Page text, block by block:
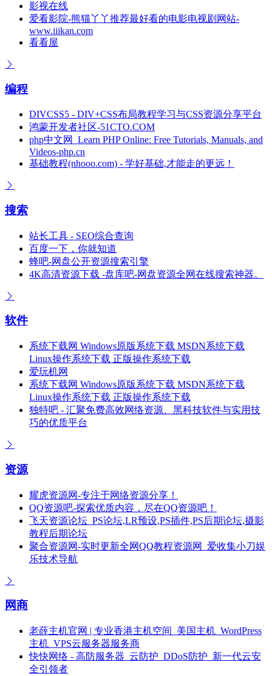
影视在线
爱看影院-熊猫丫丫推荐最好看的电影电视剧网站-
www.iiikan.com
看看屋
编程
DIVCSS5 - DIV+CSS布局教程学习与CSS资源分享平台
鸿蒙开发者社区-51CTO.COM
php中文网_Learn PHP Online: Free Tutorials, Manuals, and
Videos-php.cn
基础教程(nhooo.com) - 学好基础,才能走的更远！
搜索
站长工具 - SEO综合查询
百度一下，你就知道
蜂吧-网盘公开资源搜索引擎
4K高清资源下载 -盘库吧-网盘资源全网在线搜索神器。
软件
系统下载网 Windows原版系统下载 MSDN系统下载
Linux操作系统下载 正版操作系统下载
爱玩机网
系统下载网 Windows原版系统下载 MSDN系统下载
Linux操作系统下载 正版操作系统下载
独特吧 - 汇聚免费高效网络资源、黑科技软件与实用技
巧的优质平台
资源
耀虎资源网-专注于网络资源分享！
QQ资源吧-探索优质内容，尽在QQ资源吧！
飞天资源论坛_PS论坛,LR预设,PS插件,PS后期论坛,摄影
教程后期论坛
聚合资源网-实时更新全网QQ教程资源网_爱收集小刀娱
乐技术导航
网商
老薛主机官网 | 专业香港主机空间_美国主机_WordPress
主机_VPS云服务器服务商
快快网络 - 高防服务器_云防护_DDoS防护_新一代云安
全引领者